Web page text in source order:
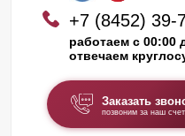
+7 (8452) 39-
работаем с 00:00
отвечаем
Заказать
позвоним за наш счет